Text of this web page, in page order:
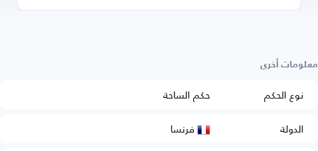
معلومات أخرى
نوع الحكم
حكم الساحة
الدولة
فرنسا